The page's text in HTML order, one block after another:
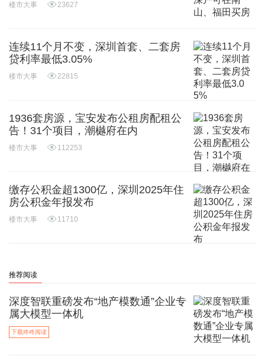
楼市大事 23627
连续11个月不变，深圳首套、二套房
贷利率最低3.05%
楼市大事 22815
1936套房源，宝安发布公租房配租公
告！31个项目，潮樾府在内
楼市大事 112253
缴存公积金超1300亿，深圳2025年住
房公积金年报发布
楼市大事 11710
推荐阅读
深度智联重磅发布“地产模数通”企业专
属大模型一体机
下载咚咚阅读